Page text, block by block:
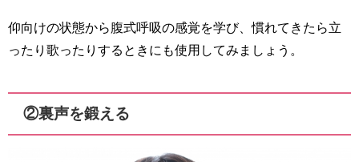
仰向けの状態から腹式呼吸の感覚を学び、慣れてきたら立
ったり歌ったりするときにも使用してみましょう。
②裏声を鍛える